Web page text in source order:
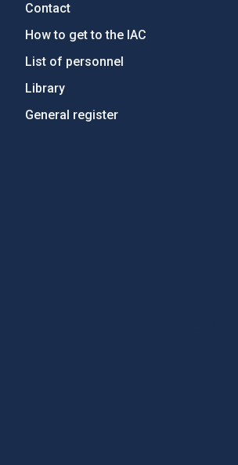
Contact
How to get to the IAC
List of personnel
Library
General register